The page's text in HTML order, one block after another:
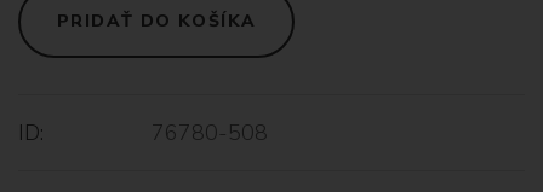
PRIDAŤ DO KOŠÍKA
ID: 76780-508